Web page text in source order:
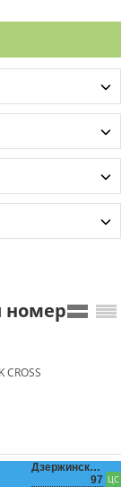
номер
Дзержинского,
97 ЦС